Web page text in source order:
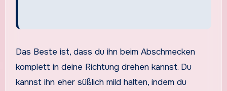
Das Beste ist, dass du ihn beim Abschmecken
komplett in deine Richtung drehen kannst. Du
kannst ihn eher süßlich mild halten, indem du